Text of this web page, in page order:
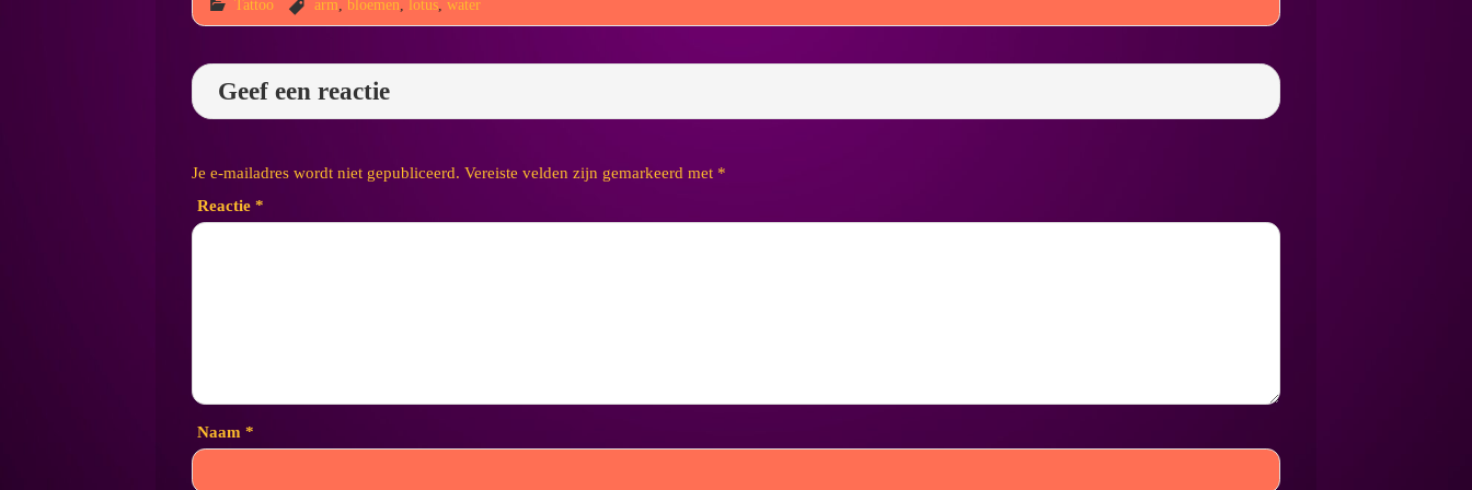
Tattoo arm bloemen lotus ,water
Geef een reactie
Je e-mailadres wordt niet gepubliceerd. Vereiste velden zijn gemarkeerd met *
Reactie *
Naam *